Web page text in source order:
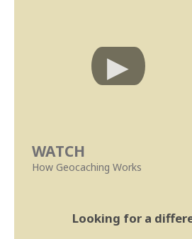
WATCH
How Geocaching Works
Looking for a